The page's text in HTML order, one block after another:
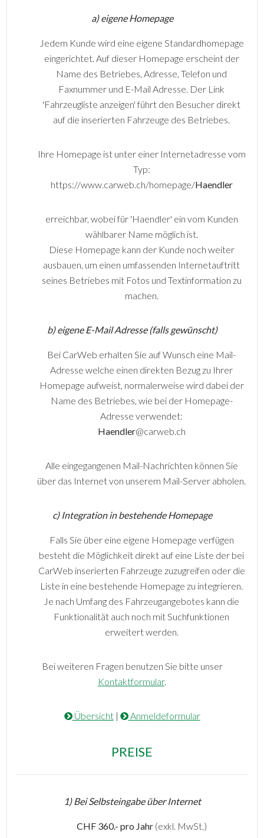
a) eigene Homepage
Jedem Kunde wird eine eigene Standardhomepage
eingerichtet. Auf dieser Homepage erscheint der
Name des Betriebes, Adresse, Telefon und
Faxnummer und E-Mail Adresse. Der Link
'Fahrzeugliste anzeigen' führt den Besucher direkt
auf die inserierten Fahrzeuge des Betriebes.
Ihre Homepage ist unter einer Internetadresse vom
Typ:
https://www.carweb.ch/homepage/Haendler
erreichbar, wobei für 'Haendler' ein vom Kunden
wählbarer Name möglich ist.
Diese Homepage kann der Kunde noch weiter
ausbauen, um einen umfassenden Internetauftritt
seines Betriebes mit Fotos und Textinformation zu
machen.
b) eigene E-Mail Adresse (falls gewünscht)
Bei CarWeb erhalten Sie auf Wunsch eine Mail-
Adresse welche einen direkten Bezug zu Ihrer
Homepage aufweist, normalerweise wird dabei der
Name des Betriebes, wie bei der Homepage-
Adresse verwendet:
Haendler@carweb.ch
Alle eingegangenen Mail-Nachrichten können Sie
über das Internet von unserem Mail-Server abholen.
c) Integration in bestehende Homepage
Falls Sie über eine eigene Homepage verfügen
besteht die Möglichkeit direkt auf eine Liste der bei
CarWeb inserierten Fahrzeuge zuzugreifen oder die
Liste in eine bestehende Homepage zu integrieren.
Je nach Umfang des Fahrzeugangebotes kann die
Funktionalität auch noch mit Suchfunktionen
erweitert werden.
Bei weiteren Fragen benutzen Sie bitte unser
Kontaktformular.
Übersicht| Anmeldeformular
PREISE
1) Bei Selbsteingabe über Internet
CHF 360.- pro Jahr(exkl. MwSt.)